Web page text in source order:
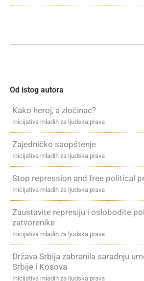
Od istog autora
Kako heroj, a zločinac?
Inicijativa mladih za ljudska prava
Zajedničko saopštenje
Inicijativa mladih za ljudska prava
Stop repression and free political
Inicijativa mladih za ljudska prava
Zaustavite represiju i oslobodite
zatvorenike
Inicijativa mladih za ljudska prava
Država Srbija zabranila saradnju
Srbije i Kosova
Inicijativa mladih za ljudska prava